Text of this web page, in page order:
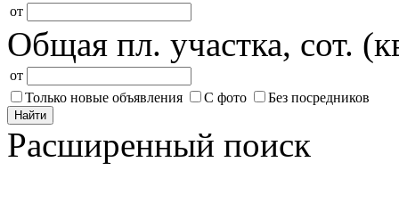
от
Общая пл. участка, сот.
от
Только новые объявления
С фото Без посредников
Найти
Расширенный поиск